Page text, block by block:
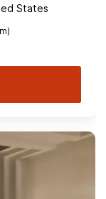
States